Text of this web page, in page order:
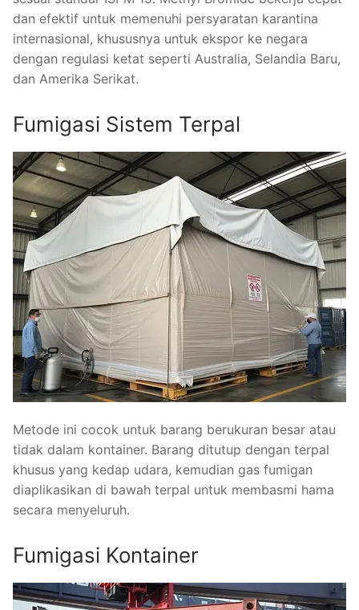
dan efektif untuk memenuhi persyaratan karantina
internasional, khususnya untuk ekspor ke negara
dengan regulasi ketat seperti Australia, Selandia Baru,
dan Amerika Serikat.
Fumigasi Sistem Terpal
Metode ini cocok untuk barang berukuran besar atau
tidak dalam kontainer. Barang ditutup dengan terpal
khusus yang kedap udara, kemudian gas fumigan
diaplikasikan di bawah terpal untuk membasmi hama
secara menyeluruh.
Fumigasi Kontainer